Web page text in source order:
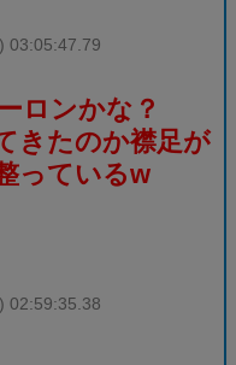
03:05:47.79
ロンかな？
きたのか襟足が
っているw
02:59:35.38